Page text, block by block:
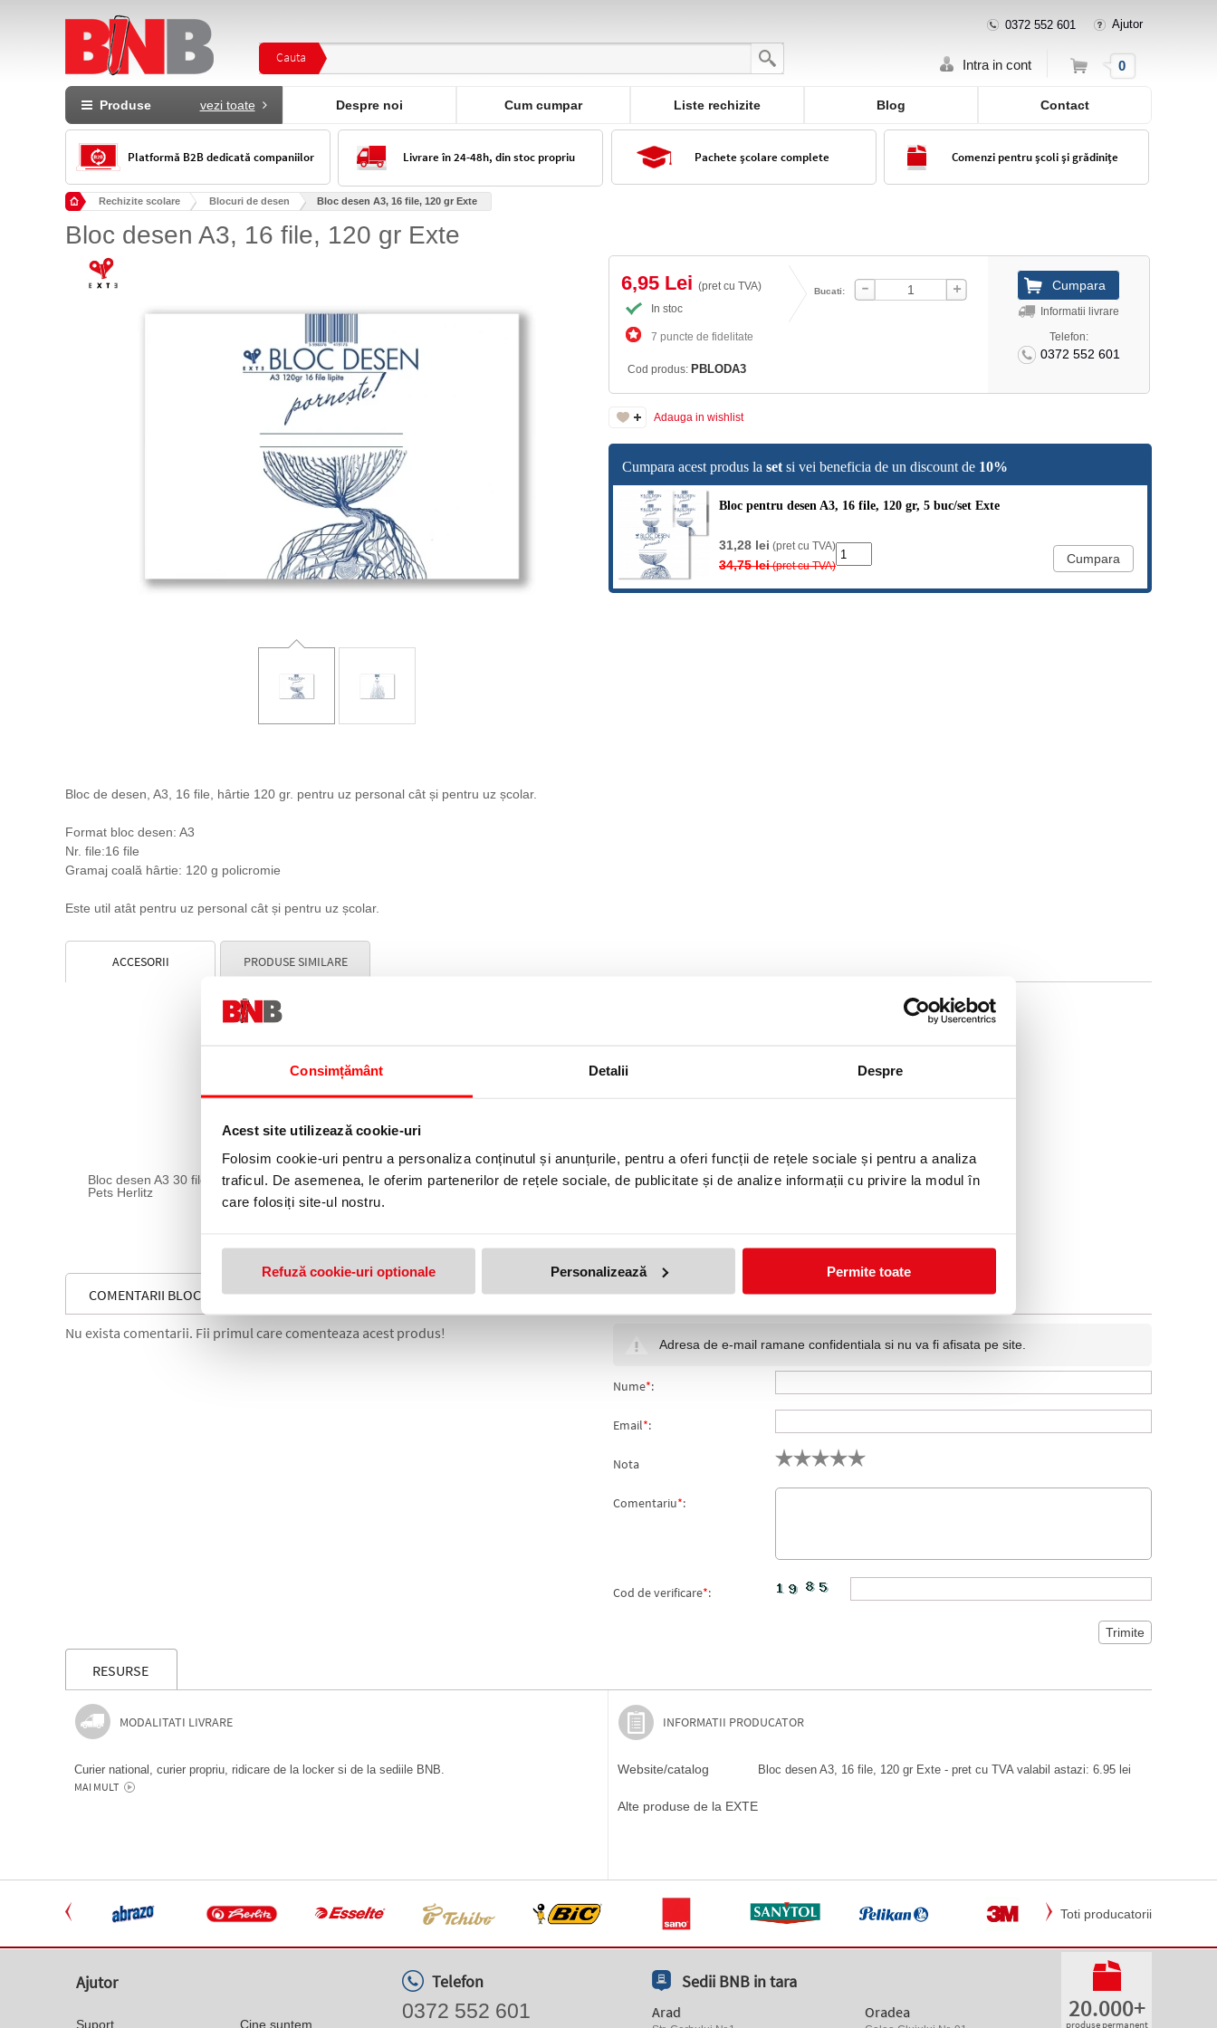
Consimțământ Detalii Despre
Acest site utilizează cookie-uri
Folosim cookie-uri pentru a personaliza conținutul și anunțurile, pentru a oferi funcții de rețele sociale și pentru a analiza
traficul. De asemenea, le oferim partenerilor de rețele sociale, de publicitate și de analize informații cu privire la modul în
care folosiți site-ul nostru.
Refuză cookie-uri optionale Personalizează Permite toate
Cauta
0372 552 601 Ajutor
Intra in cont Cos 0
Produse vezi toate Despre noi Cum cumpar Liste rechizite Blog Contact
Platformă B2B dedicată companiilor Livrare în 24-48h, din stoc propriu Pachete școlare complete Comenzi pentru școli și grădinițe
Rechizite scolare Blocuri de desen Bloc desen A3, 16 file, 120 gr Exte
Bloc desen A3, 16 file, 120 gr Exte
6,95 Lei (pret cu TVA)
In stoc
7 puncte de fidelitate
Bucati:
Cod produs: PBLODA3
Informatii livrare
Telefon:
0372 552 601
Adauga in wishlist
Cumpara acest produs la set si vei beneficia de un discount de 10%
Bloc pentru desen A3, 16 file, 120 gr, 5 buc/set Exte
31,28 lei (pret cu TVA)
34,75 lei(pret cu TVA)
Bloc de desen, A3, 16 file, hârtie 120 gr. pentru uz personal cât și pentru uz școlar.
Format bloc desen: A3
Nr. file:16 file
Gramaj coală hârtie: 120 g policromie
Este util atât pentru uz personal cât și pentru uz școlar.
ACCESORII PRODUSE SIMILARE
Bloc desen A3 30 file ilustrat Pretty
Pets Herlitz
COMENTARII BLOC DESEN A3, 16 FILE, 120 GR EXTE
Nu exista comentarii. Fii primul care comenteaza acest produs!
Adresa de e-mail ramane confidentiala si nu va fi afisata pe site.
Nume*:
Email*:
Nota
Comentariu*:
Cod de verificare*:
RESURSE
MODALITATI LIVRARE
Curier national, curier propriu, ridicare de la locker si de la sediile BNB.
MAI MULT
INFORMATII PRODUCATOR
Website/catalog
Alte produse de la EXTE
Bloc desen A3, 16 file, 120 gr Exte - pret cu TVA valabil astazi: 6.95 lei
Toti producatorii
Ajutor
Suport Cine suntem
Telefon
0372 552 601
Sedii BNB in tara
Arad Oradea 20.000+
produse permanent